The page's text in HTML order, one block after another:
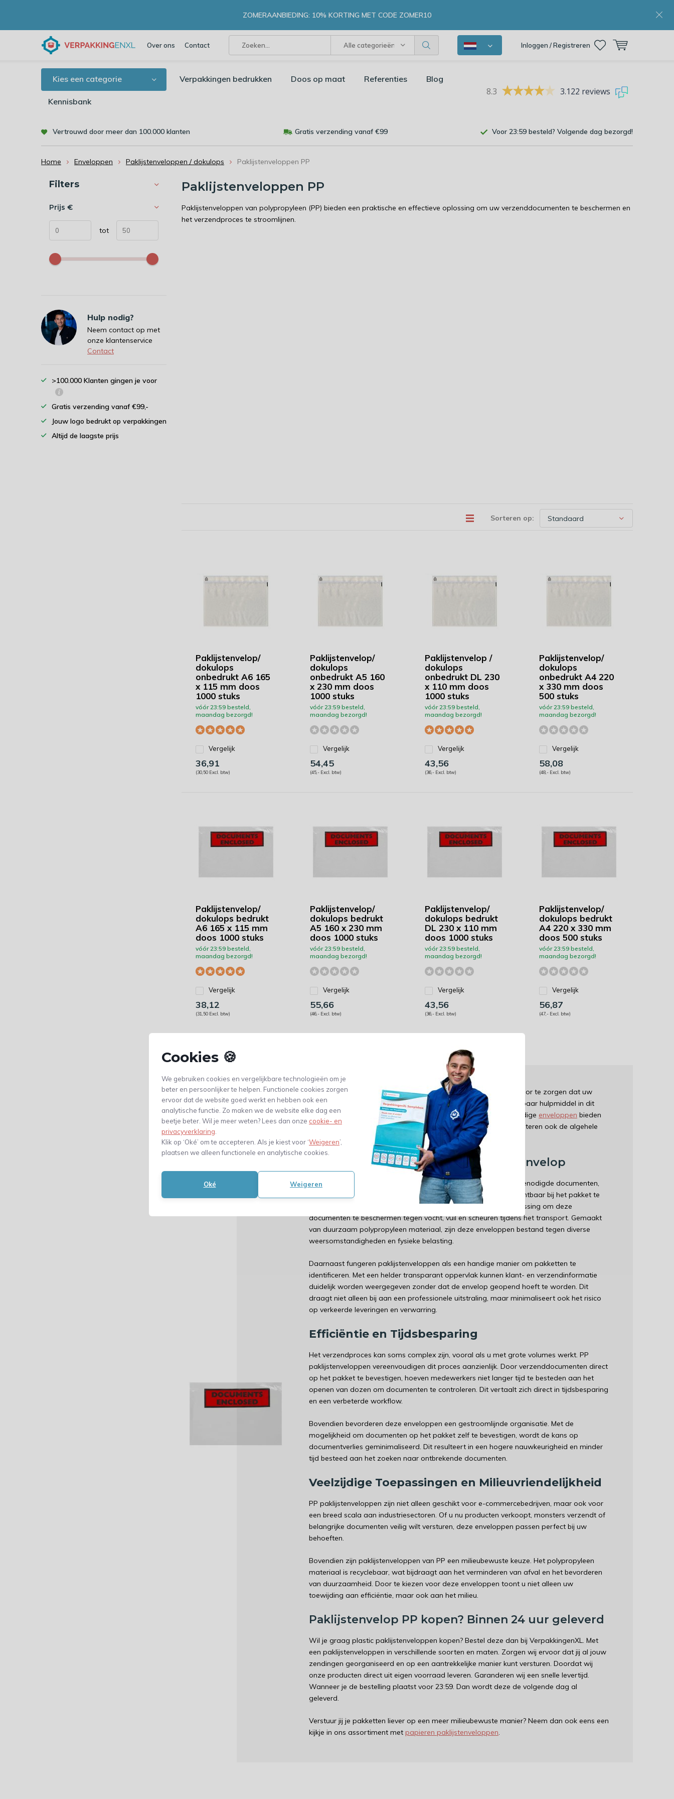
Cookies 🍪
We gebruiken cookies en vergelijkbare technologieën om je
beter en persoonlijker te helpen. Functionele cookies zorgen
ervoor dat de website goed werkt en hebben ook een
analytische functie. Zo maken we de website elke dag een
beetje beter. Wil je meer weten? Lees dan onze cookie- en
privacyverklaring
Klik op ‘Oké’ om te accepteren. Als je kiest voor ‘Weigeren’,
plaatsen we alleen functionele en analytische cookies.
Oké Weigeren
Over ons Contact Alle categorieën Inloggen / Registreren
ZOMERAANBIEDING: 10% KORTING MET CODE ZOMER10
Kies een categorie Verpakkingen bedrukken Doos op maat Referenties Blog
Kennisbank
8.3 3.122 reviews
Vertrouwd door meer dan 100.000 klanten Gratis verzending vanaf €99 Voor 23:59 besteld? Volgende dag bezorgd!
Home Enveloppen Paklijstenveloppen / dokulops Paklijstenveloppen PP
Paklijstenveloppen PP
Paklijstenveloppen van polypropyleen (PP) bieden een praktische en effectieve oplossing om uw verzenddocumenten te beschermen en
het verzendproces te stroomlijnen.
Sorteren op:
Paklijstenvelop/
dokulops
onbedrukt A6 165
x 115 mm doos
1000 stuks
vóór 23:59 besteld,
maandag bezorgd!
Vergelijk
36,91
(30,50 Excl. btw)
Paklijstenvelop/
dokulops
onbedrukt A5 160
x 230 mm doos
1000 stuks
vóór 23:59 besteld,
maandag bezorgd!
Vergelijk
54,45
(45,- Excl. btw)
Paklijstenvelop /
dokulops
onbedrukt DL 230
x 110 mm doos
1000 stuks
vóór 23:59 besteld,
maandag bezorgd!
Vergelijk
43,56
(36,- Excl. btw)
Paklijstenvelop/
dokulops
onbedrukt A4 220
x 330 mm doos
500 stuks
vóór 23:59 besteld,
maandag bezorgd!
Vergelijk
58,08
(48,- Excl. btw)
Paklijstenvelop/
dokulops bedrukt
A6 165 x 115 mm
doos 1000 stuks
vóór 23:59 besteld,
maandag bezorgd!
Vergelijk
38,12
(31,50 Excl. btw)
Paklijstenvelop/
dokulops bedrukt
A5 160 x 230 mm
doos 1000 stuks
vóór 23:59 besteld,
maandag bezorgd!
Vergelijk
55,66
(46,- Excl. btw)
Paklijstenvelop/
dokulops bedrukt
DL 230 x 110 mm
doos 1000 stuks
vóór 23:59 besteld,
maandag bezorgd!
Vergelijk
43,56
(36,- Excl. btw)
Paklijstenvelop/
dokulops bedrukt
A4 220 x 330 mm
doos 500 stuks
vóór 23:59 besteld,
maandag bezorgd!
Vergelijk
56,87
(47,- Excl. btw)
In de wereld van verzendingen is het van cruciaal belang om ervoor te zorgen dat uw
producten veilig en efficiënt bij uw klanten aankomen. Een onmisbaar hulpmiddel in dit
proces zijn paklijstenveloppen van polypropyleen (PP). Deze handige enveloppen bieden
niet alleen bescherming aan uw verzenddocumenten, maar verbeteren ook de algehele
klantbeleving.
Bescherming en Identificatie in één Envelop
Wanneer u producten verzendt, is het van groot belang om de benodigde documenten,
zoals facturen, pakbonnen en retourinstructies, veilig en goed zichtbaar bij het pakket te
voegen. Paklijstenveloppen van PP bieden een betrouwbare oplossing om deze
documenten te beschermen tegen vocht, vuil en scheuren tijdens het transport. Gemaakt
van duurzaam polypropyleen materiaal, zijn deze enveloppen bestand tegen diverse
weersomstandigheden en fysieke belasting.
Daarnaast fungeren paklijstenveloppen als een handige manier om pakketten te
identificeren. Met een helder transparant oppervlak kunnen klant- en verzendinformatie
duidelijk worden weergegeven zonder dat de envelop geopend hoeft te worden. Dit
draagt niet alleen bij aan een professionele uitstraling, maar minimaliseert ook het risico
op verkeerde leveringen en verwarring.
Efficiëntie en Tijdsbesparing
Het verzendproces kan soms complex zijn, vooral als u met grote volumes werkt. PP
paklijstenveloppen vereenvoudigen dit proces aanzienlijk. Door verzenddocumenten direct
op het pakket te bevestigen, hoeven medewerkers niet langer tijd te besteden aan het
openen van dozen om documenten te controleren. Dit vertaalt zich direct in tijdsbesparing
en een verbeterde workflow.
Bovendien bevorderen deze enveloppen een gestroomlijnde organisatie. Met de
mogelijkheid om documenten op het pakket zelf te bevestigen, wordt de kans op
documentverlies geminimaliseerd. Dit resulteert in een hogere nauwkeurigheid en minder
tijd besteed aan het zoeken naar ontbrekende documenten.
Veelzijdige Toepassingen en Milieuvriendelijkheid
PP paklijstenveloppen zijn niet alleen geschikt voor e-commercebedrijven, maar ook voor
een breed scala aan industriesectoren. Of u nu producten verkoopt, monsters verzendt of
belangrijke documenten veilig wilt versturen, deze enveloppen passen perfect bij uw
behoeften.
Bovendien zijn paklijstenveloppen van PP een milieubewuste keuze. Het polypropyleen
materiaal is recyclebaar, wat bijdraagt aan het verminderen van afval en het bevorderen
van duurzaamheid. Door te kiezen voor deze enveloppen toont u niet alleen uw
toewijding aan efficiëntie, maar ook aan het milieu.
Paklijstenvelop PP kopen? Binnen 24 uur geleverd
Wil je graag plastic paklijstenveloppen kopen? Bestel deze dan bij VerpakkingenXL. Met
een paklijstenveloppen in verschillende soorten en maten. Zorgen wij ervoor dat jij al jouw
zendingen georganiseerd en op een aantrekkelijke manier kunt versturen. Doordat wij
onze producten direct uit eigen voorraad leveren. Garanderen wij een snelle levertijd.
Wanneer je de bestelling plaatst voor 23:59. Dan wordt deze de volgende dag al
geleverd.
Verstuur jij je pakketten liever op een meer milieubewuste manier? Neem dan ook eens een
kijkje in ons assortiment met papieren paklijstenveloppen.
Sorteren op:
Filters
Prijs €
tot
Hulp nodig?
Neem contact op met
onze klantenservice
Contact
>100.000 Klanten gingen je voor
Gratis verzending vanaf €99,-
Jouw logo bedrukt op verpakkingen
Altijd de laagste prijs